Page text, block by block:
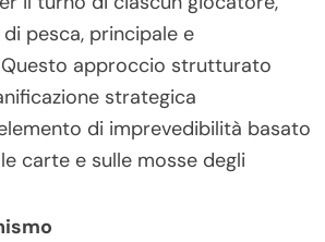
pesca, principale e
approccio strutturato
strategica
di imprevedibilità basato
carte e sulle mosse degli